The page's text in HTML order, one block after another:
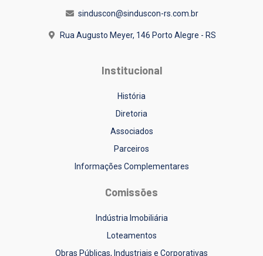
sinduscon@sinduscon-rs.com.br
Rua Augusto Meyer, 146 Porto Alegre - RS
Institucional
História
Diretoria
Associados
Parceiros
Informações Complementares
Comissões
Indústria Imobiliária
Loteamentos
Obras Públicas, Industriais e Corporativas